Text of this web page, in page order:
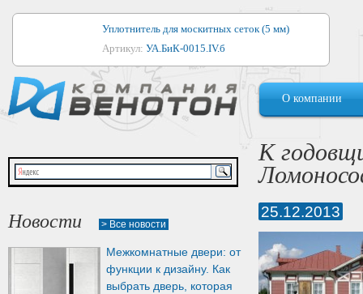
Уплотнитель для москитных сеток (5 мм)
Артикул: УА.БиК-0015.IV.б
Уплотнитель для алюминиевых окон
Артикул:1044
Уплотнитель для деревянных окон
Артикул:УМ.БиК-0062.IV.б
Уплотнитель лоджиевый для (4, 5, 6 мм)
Артикул:
О компании
Новости > Все новости
Межкомнатные двери: от
функции к дизайну. Как
выбрать дверь, которая
К
25.12.2013